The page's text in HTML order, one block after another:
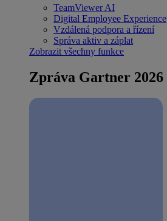
TeamViewer AI
Digital Employee Experience
Vzdálená podpora a řízení
Správa aktiv a záplat
Zobrazit všechny funkce
Zpráva Gartner 2026